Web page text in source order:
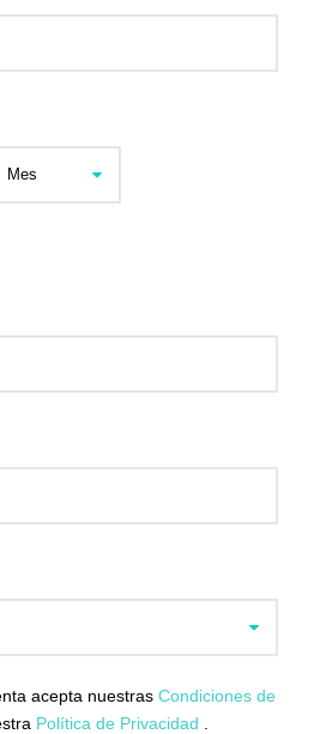
acepta nuestras Condiciones de
Política de Privacidad